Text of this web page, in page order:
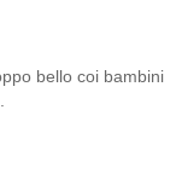
bello coi bambini